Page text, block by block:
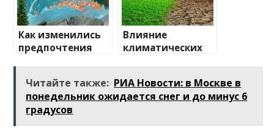
Как изменились
предпочтения
Влияние
климатических
направления
Читайте также: РИА Новости: в Москве в
понедельник ожидается снег и до минус 6
градусов